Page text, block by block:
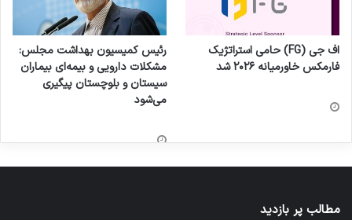
اف جی (FG) حامی استراتژیک
فارمکس خاورمیانه ۲۰۲۶ شد
رئیس کمیسیون بهداشت مجلس:
مشکلات دارویی و بیمه‌ای بیماران
سیستان و بلوچستان پیگیری
می‌شود
مطالب پر بازدید